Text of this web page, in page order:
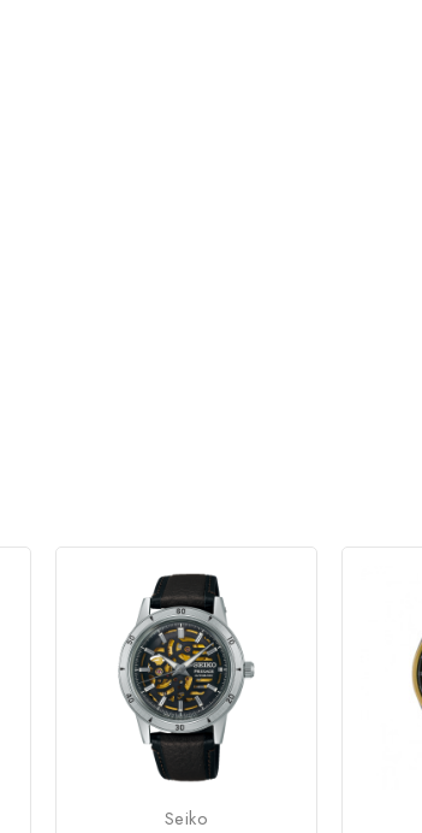
Seiko